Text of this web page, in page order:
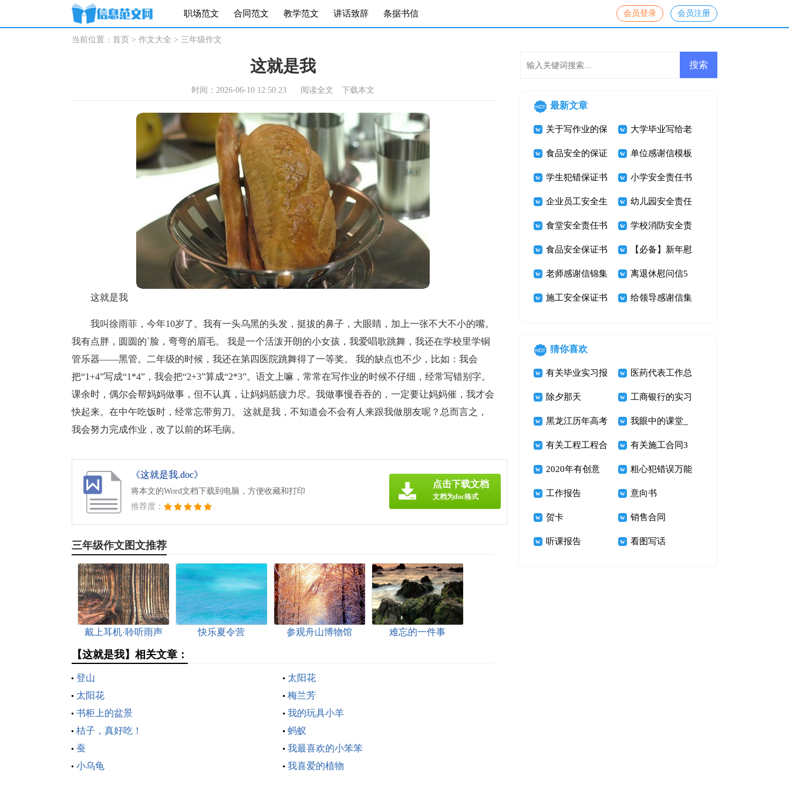
职场范文 合同范文 教学范文 讲话致辞 条据书信 会员登录 会员注册
当前位置： 首页 > 作文大全 > 三年级作文
这就是我
时间：2026-06-10 12:50:23 阅读全文 下载本文
这就是我
我叫徐雨菲，今年10岁了。我有一头乌黑的头发，挺拔的鼻子，大眼睛，加上一张不大不小的嘴。
我有点胖，圆圆的`脸，弯弯的眉毛。 我是一个活泼开朗的小女孩，我爱唱歌跳舞，我还在学校里学铜
管乐器——黑管。二年级的时候，我还在第四医院跳舞得了一等奖。 我的缺点也不少，比如：我会
把“1+4”写成“1*4”，我会把“2+3”算成“2*3”。语文上嘛，常常在写作业的时候不仔细，经常写错别字。
课余时，偶尔会帮妈妈做事，但不认真，让妈妈筋疲力尽。我做事慢吞吞的，一定要让妈妈催，我才会
快起来。在中午吃饭时，经常忘带剪刀。 这就是我，不知道会不会有人来跟我做朋友呢？总而言之，
我会努力完成作业，改了以前的坏毛病。
《这就是我.doc》
将本文的Word文档下载到电脑，方便收藏和打印
推荐度：
点击下载文档
文档为doc格式
三年级作文图文推荐
戴上耳机·聆听雨声 快乐夏令营 参观舟山博物馆 难忘的一件事
【这就是我】相关文章：
登山
太阳花
太阳花
梅兰芳
书柜上的盆景
我的玩具小羊
桔子，真好吃！
蚂蚁
蚕
我最喜欢的小笨笨
小乌龟
我喜爱的植物
最新文章
关于写作业的保
证书4篇
大学毕业写给老
师的感谢信
食品安全的保证
书
单位感谢信模板
汇总10篇
学生犯错保证书
15篇
小学安全责任书
（精选5篇）
企业员工安全生
产责任书
幼儿园安全责任
书（精选6篇）
食堂安全责任书
（精选5篇）
学校消防安全责
任书12篇
食品安全保证书 【必备】新年慰
问信3篇
老师感谢信锦集
9篇
离退休慰问信5
篇
施工安全保证书 给领导感谢信集
猜你喜欢
有关毕业实习报
告集锦8篇
医药代表工作总
结
除夕那天 工商银行的实习
报告
黑龙江历年高考
零分作文汇总
【2014~2016】
我眼中的课堂_
五年级记叙文
600字
有关工程工程合
同范文汇编八篇
有关施工合同3
篇
2020年有创意
的读书口号48
条
粗心犯错误万能
检讨书
工作报告 意向书
贺卡 销售合同
听课报告 看图写话